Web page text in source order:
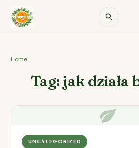
Home
Tag: jak działa
UNCATEGORIZED